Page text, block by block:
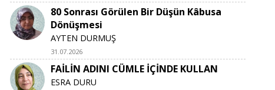
80 Sonrası Görülen Bir Düşün Kâbusa
Dönüşmesi
AYTEN DURMUŞ
31.07.2026
FAİLİN ADINI CÜMLE İÇİNDE KULLAN
ESRA DURU